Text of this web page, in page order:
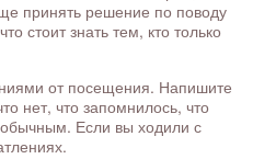
принять решение по поводу
стоит знать тем, кто только
от посещения. Напишите
нет, что запомнилось, что
Если вы ходили с